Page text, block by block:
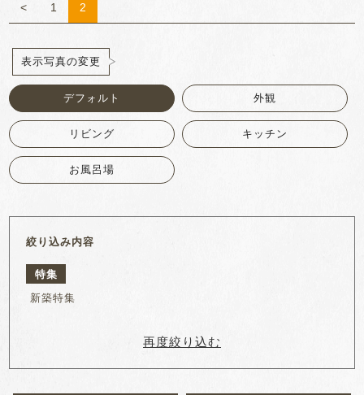
< 1 2
表示写真の変更
デフォルト 外観
リビング キッチン
お風呂場
絞り込み内容
特集
新築特集
再度絞り込む